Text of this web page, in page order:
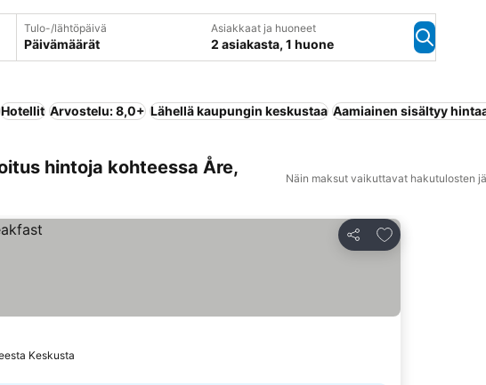
Tulo-/lähtöpäivä
Päivämäärät
Asiakkaat ja huoneet
2 asiakasta, 1 huone
Hotellit Arvostelu: 8,0+ Lähellä kaupungin keskustaa Aamiainen sisältyy
hintoja kohteessa Åre,
Näin maksut vaikuttavat hakutulosten
Jaa
Lisää suosikkeihin
Keskusta